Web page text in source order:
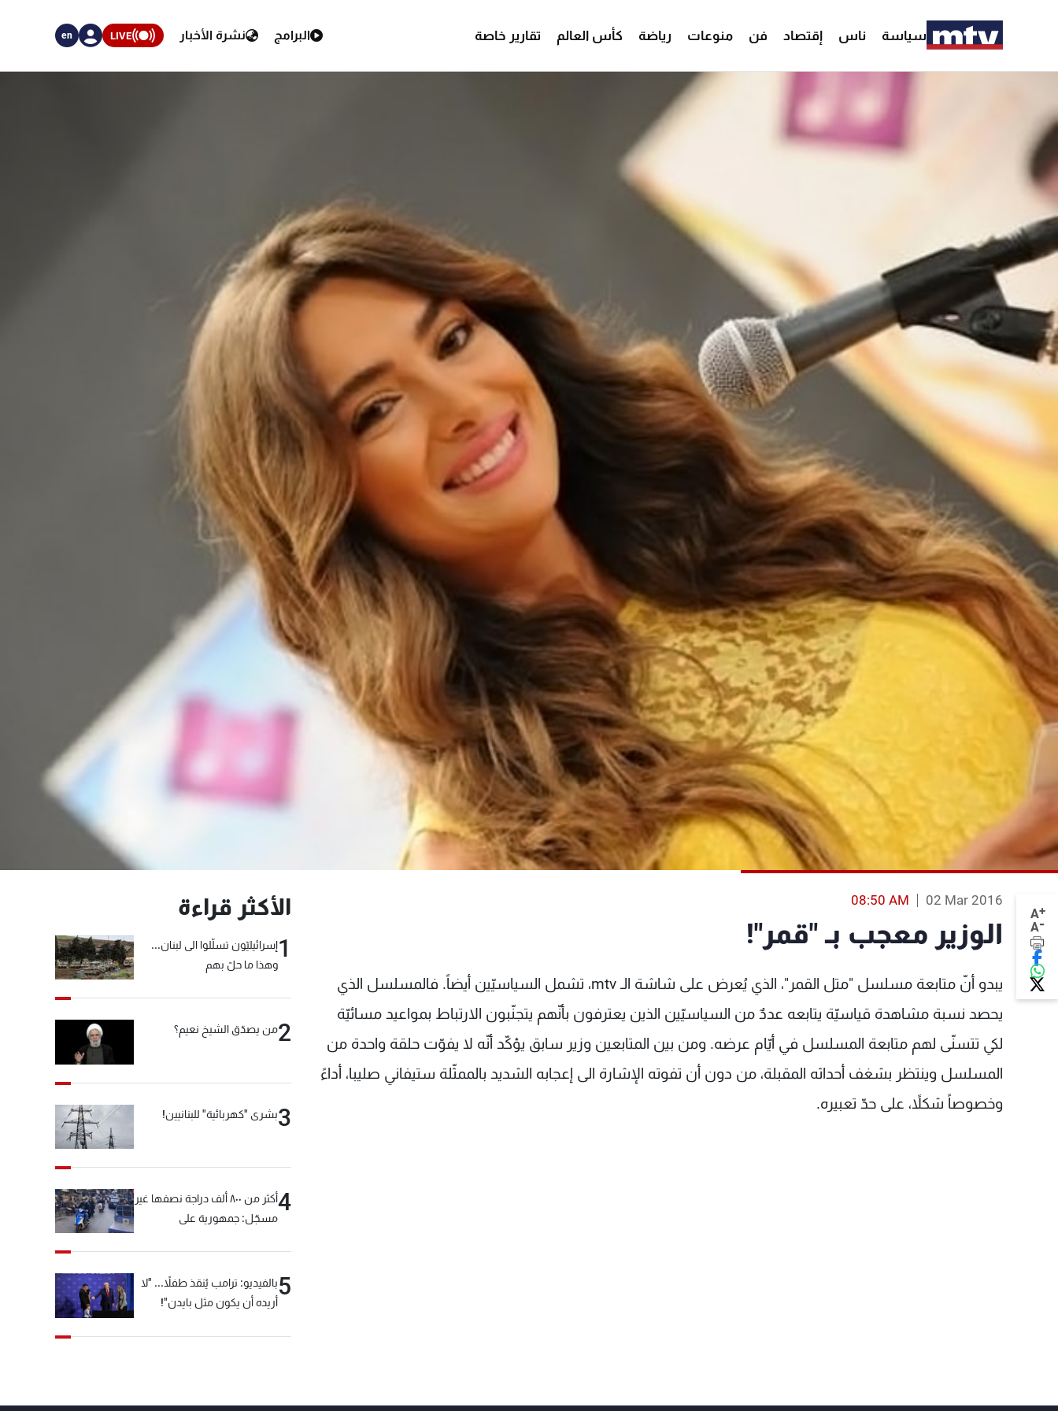
سياسة ناس إقتصاد فن منوعات رياضة كأس العالم تقارير خاصة البرامج نشرة الأخبار LIVE
en
A+
A-
02 Mar 2016
08:50 AM
الوزير معجب بـ "قمر"!
يبدو أنّ متابعة مسلسل "متل القمر"، الذي يُعرض على شاشة الـ mtv، تشمل السياسيّين أيضاً. فالمسلسل الذي
يحصد نسبة مشاهدة قياسيّة يتابعه عددٌ من السياسيّين الذين يعترفون بأنّهم يتجنّبون الارتباط بمواعيد مسائيّة
لكي تتسنّى لهم متابعة المسلسل في أيّام عرضه. ومن بين المتابعين وزير سابق يؤكّد أنّه لا يفوّت حلقة واحدة من
المسلسل وينتظر بشغف أحداثه المقبلة، من دون أن تفوته الإشارة الى إعجابه الشديد بالممثّلة ستيفاني صليبا، أداءً
وخصوصاً شكلاً، على حدّ تعبيره.
الأكثر قراءة
1إسرائيليّون تسلّلوا الى لبنان...
وهذا ما حلّ بهم
2من يصدّق الشيخ نعيم؟
3بشرى "كهربائية" للبنانيين!
4
أكثر من ٨٠٠ ألف دراجة نصفها غير
مسجّل: جمهورية على
5بالفيديو: ترامب يُنقذ طفلاً... "لا
أريده أن يكون مثل بايدن"!